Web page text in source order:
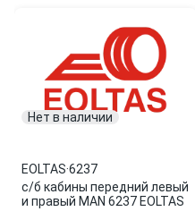
Нет в наличии
EOLTAS·6237
с/б кабины передний левый
и правый MAN 6237 EOLTAS